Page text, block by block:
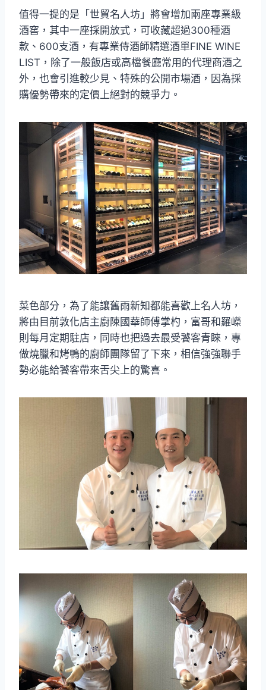
值得一提的是「世貿名人坊」將會增加兩座專業級
酒窖，其中一座採開放式，可收藏超過300種酒
款、600支酒，有專業侍酒師精選酒單FINE WINE
LIST，除了一般飯店或高檔餐廳常用的代理商酒之
外，也會引進較少見、特殊的公開市場酒，因為採
購優勢帶來的定價上絕對的競爭力。
菜色部分，為了能讓舊雨新知都能喜歡上名人坊，
將由目前敦化店主廚陳國華師傅掌杓，富哥和羅嶸
則每月定期駐店，同時也把過去最受饕客青睞，專
做燒臘和烤鴨的廚師團隊留了下來，相信強強聯手
勢必能給饕客帶來舌尖上的驚喜。